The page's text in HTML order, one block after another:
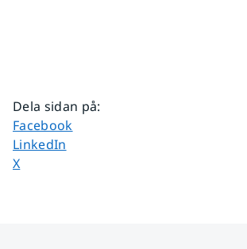
Dela sidan på:
Dela sidan på
Facebook
Dela sidan på
LinkedIn
Dela sidan på
X